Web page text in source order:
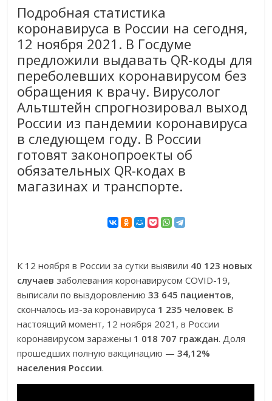
Подробная статистика
коронавируса в России на сегодня,
12 ноября 2021. В Госдуме
предложили выдавать QR-коды для
переболевших коронавирусом без
обращения к врачу. Вирусолог
Альтштейн спрогнозировал выход
России из пандемии коронавируса
в следующем году. В России
готовят законопроекты об
обязательных QR-кодах в
магазинах и транспорте.
К 12 ноября в России за сутки выявили 40 123 новых
случаев заболевания коронавирусом COVID-19,
выписали по выздоровлению33 645 пациентов,
скончалось из-за коронавируса 1 235 человек. В
настоящий момент, 12 ноября 2021, в России
коронавирусом заражены 1 018 707 граждан. Доля
прошедших полную вакцинацию —34,12%
населения России.